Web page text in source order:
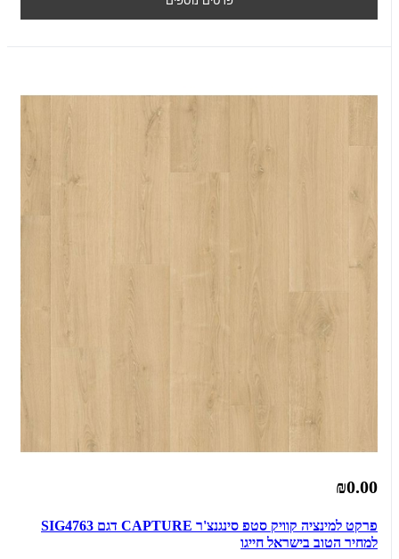
₪0.00
פרקט למינציה קוויק סטפ סינגנצ'ר CAPTURE דגם SIG4763
למחיר הטוב בישראל חייגו